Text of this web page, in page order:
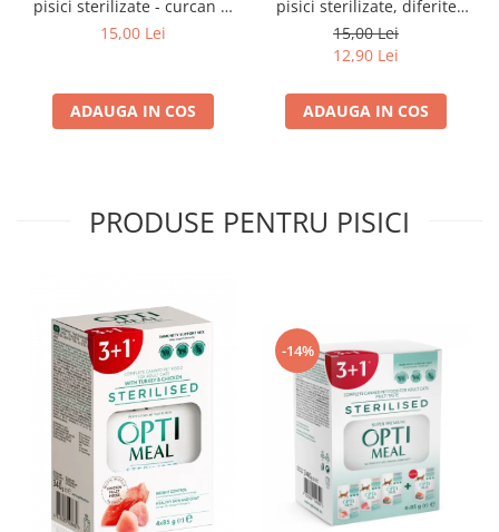
pisici sterilizate - curcan si
pui in sos, set 3+1,
15,00 Lei
ADAUGA IN COS
pisici sterilizate, diferite
arome, (3+1), 0.34kg
15,00 Lei
12,90 Lei
ADAUGA IN COS
PRODUSE PENTRU PISICI
-14%